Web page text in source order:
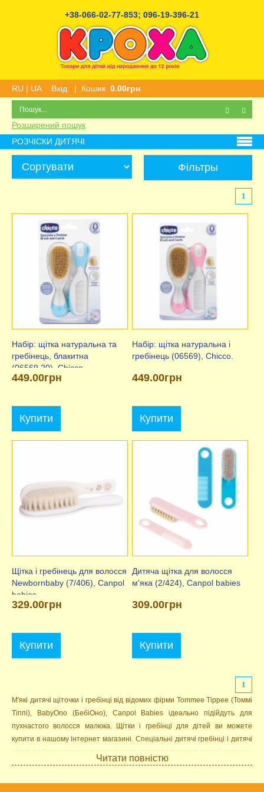
+38-066-02-77-853; 096-19-396-21
RU | UA Вхід | Кошик 0.00грн
Розширений пошук
РОЗЧІСКИ ДИТЯЧІ
Фільтры
1
Набір: щітка натуральна та
гребінець, блакитна
(06569.20), Chicco.
449.00грн
Купити
Набір: щітка натуральна і
гребінець (06569), Chicco.
449.00грн
Купити
Щітка і гребінець для волосся
Newbornbaby (7/406), Canpol
babies
329.00грн
Купити
Дитяча щітка для волосся
м'яка (2/424), Canpol babies
309.00грн
Купити
1
М'які дитячі щіточки і гребінці від відомих фірми Tommee Tippee (Томмі
Тіппі), BabyOno (БебіОно), Canpol Babies ідеально підійдуть для
пухнастого волосся малюка. Щітки і гребінці для дітей ви можете
купити в нашому інтернет магазині. Спеціальні дитячі гребінці і дитячі
щітки з м'якою щетиною допоможуть тримати волосся вашої дитини в
порядку.
Читати повністю